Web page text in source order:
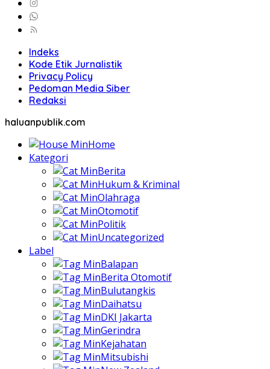
Indeks
Kode Etik Jurnalistik
Privacy Policy
Pedoman Media Siber
Redaksi
haluanpublik.com
Home
Kategori
Berita
Hukum & Kriminal
Olahraga
Otomotif
Politik
Uncategorized
Label
Balapan
Berita Otomotif
Bulutangkis
Daihatsu
DKI Jakarta
Gerindra
Kejahatan
Mitsubishi